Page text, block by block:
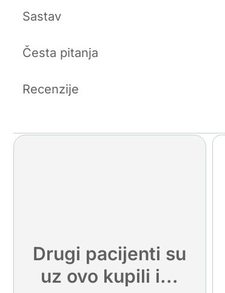
Sastav
Česta pitanja
Recenzije
Drugi pacijenti su
uz ovo kupili i...